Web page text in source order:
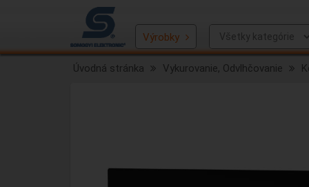
Výrobky
Úvodná stránka Vykurovanie, Odvlhčovanie